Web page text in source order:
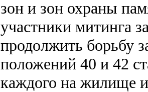
зон и зон охраны
участники митинга
продолжить борьбу
положений 40 и 42
каждого на жилище